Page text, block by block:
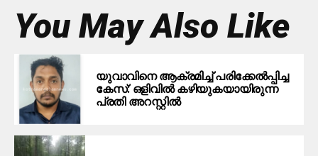
You May Also Like
യുവാവിനെ ആക്രമിച്ച് പരിക്കേല്‍പ്പിച്ച
കേസ്: ഒളിവില്‍ കഴിയുകയായിരുന്ന
പ്രതി അറസ്റ്റില്‍